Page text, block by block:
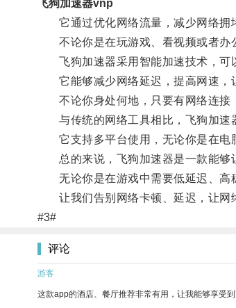
飞狗加速器vnp
它通过优化网络流量，减少网络拥
不论你是在玩游戏、看视频或者办
飞狗加速器采用智能加速技术，可
它能够减少网络延迟，提高网速，
不论你身处何地，只要有网络连接
与传统的网络工具相比，飞狗加速
它支持多平台使用，无论你是在电
总的来说，飞狗加速器是一款能够
无论你是在游戏中需要低延迟、高
让我们告别网络卡顿、延迟，让网
#3#
评论
游客
这款app的酒店、餐厅推荐非常有用，让我能够享受到